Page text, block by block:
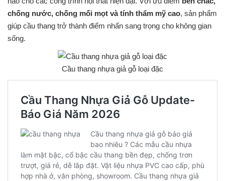
chống nước, chống mối mọt và tính thẩm mỹ cao, sản phẩm
giúp cầu thang trở thành điểm nhấn sang trọng cho không gian
sống.
Cầu thang nhựa giả gỗ loại đặc